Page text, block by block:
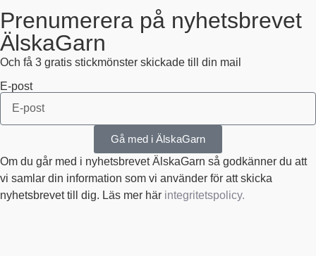
Prenumerera på nyhetsbrevet
ÄlskaGarn
Och få 3 gratis stickmönster skickade till din mail
E-post
Gå med i ÄlskaGarn
Om du går med i nyhetsbrevet ÄlskaGarn så godkänner du att
vi samlar din information som vi använder för att skicka
nyhetsbrevet till dig. Läs mer här integritetspolicy.